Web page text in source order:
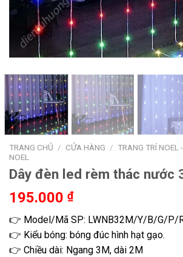
TRANG CHỦ / CỬA HÀNG / TRANG TRÍ NOEL
NOEL
Dây đèn led rèm thác nước
195.000 ₫
👉 Model/Mã SP: LWNB32M/Y/B/G/P/
👉 Kiểu bóng: bóng đúc hình hạt gạo.
👉 Chiều dài: Ngang 3M, dài 2M